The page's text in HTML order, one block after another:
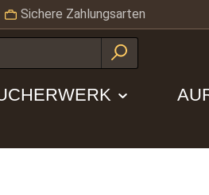
Sichere Zahlungsarten